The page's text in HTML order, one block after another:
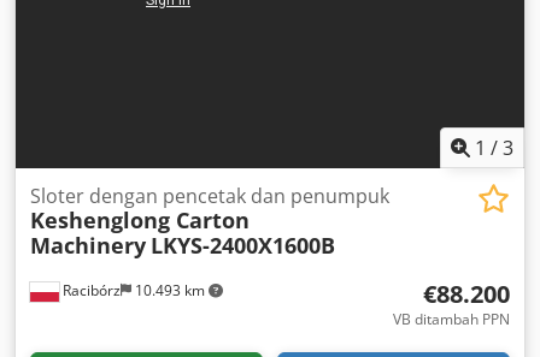
1 /3
Racibórz 10.493 km
Sloter dengan pencetak dan penumpuk
Keshenglong Carton
Machinery LKYS-2400X1600B
€88.200
VB ditambah PPN